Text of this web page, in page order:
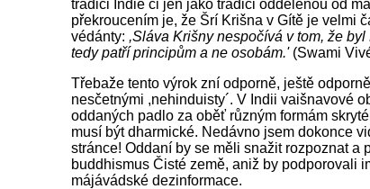
tradici Indie či jen jako tradici oddělenou od
překroucením je, že Šrí Krišna v Gítě je velmi
védánty: ,Sláva Krišny nespočívá v tom, že
tedy patří principům a ne osobám.'(Swami
Třebaže tento výrok zní odporně, ještě
nesčetnými ,nehinduisty´. V Indii vaišnavové
oddaných padlo za oběť různým formám
musí být dharmické. Nedávno jsem dokonce
stránce! Oddaní by se měli snažit rozpoznat
buddhismus Čisté země, aniž by podporovali
májávádské dezinformace.